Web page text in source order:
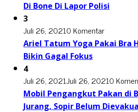
Di Bone Di Lapor Polisi
3
Juli 26, 20210 Komentar
Ariel Tatum Yoga Pakai Bra
Bikin Gagal Fokus
4
Juli 26, 2021Juli 26, 20210
Mobil Pengangkut Pakan di
Jurang, Sopir Belum